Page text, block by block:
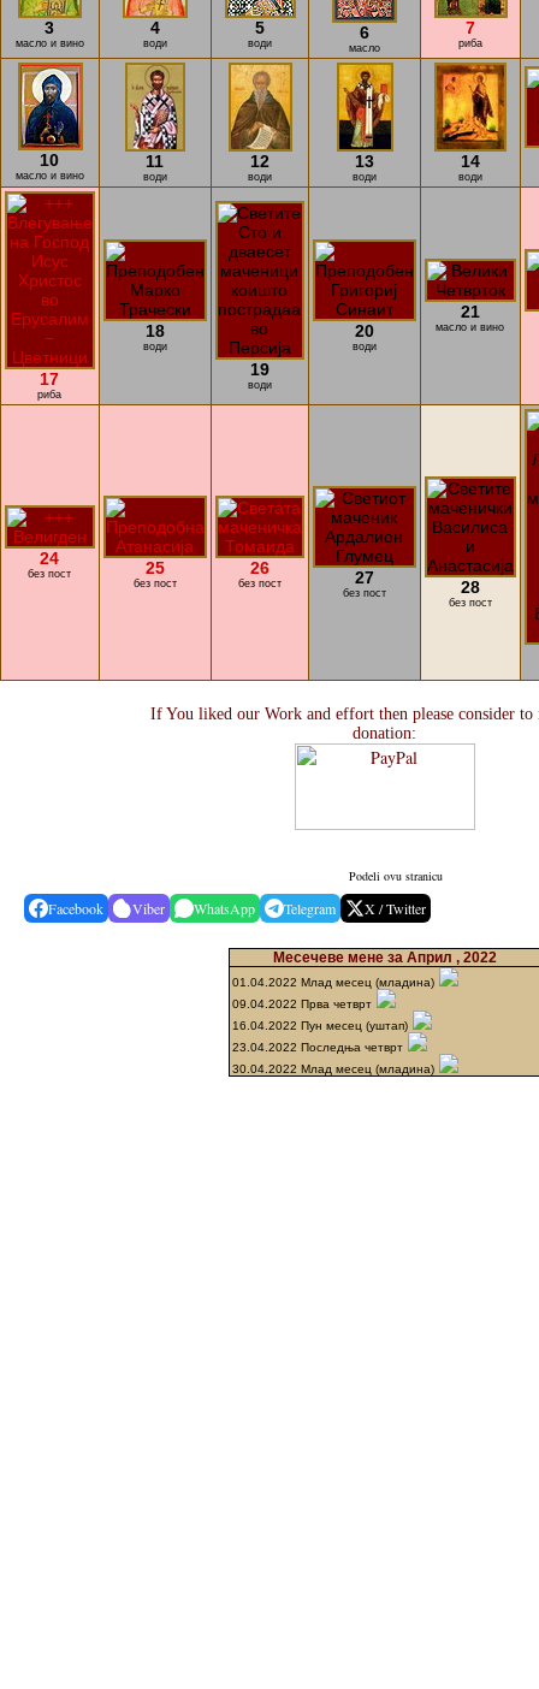
3
масло и вино
4
води
5
води
6
масло
7
риба
10
масло и вино
11
води
12
води
13
води
14
води
17
риба
18
води
19
води
20
води
21
масло и вино
24
без пост 25
без пост
26
без пост 27
без пост 28
без пост
If You liked our Work and effort then please consider to
donation:
Podeli ovu stranicu
Facebook Viber WhatsApp Telegram X / Twitter
Месечеве мене за Април , 2022
01.04.2022 Млад месец (младина)
09.04.2022 Прва четврт
16.04.2022 Пун месец (уштап)
23.04.2022 Последња четврт
30.04.2022 Млад месец (младина)